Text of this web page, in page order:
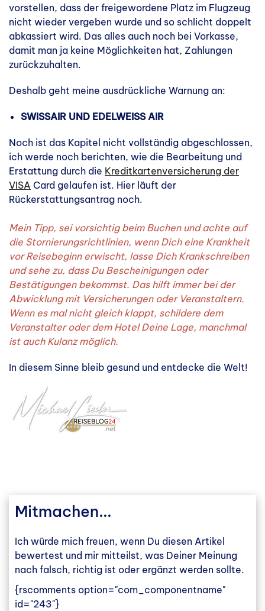
vorstellen, dass der freigewordene Platz im Flugzeug
nicht wieder vergeben wurde und so schlicht doppelt
abkassiert wird. Das alles auch noch bei Vorkasse,
damit man ja keine Möglichkeiten hat, Zahlungen
zurückzuhalten.
Deshalb geht meine ausdrückliche Warnung an:
SWISSAIR UND EDELWEISS AIR
Noch ist das Kapitel nicht vollständig abgeschlossen,
ich werde noch berichten, wie die Bearbeitung und
Erstattung durch die Kreditkartenversicherung der
VISA Card gelaufen ist. Hier läuft der
Rückerstattungsantrag noch.
Mein Tipp, sei vorsichtig beim Buchen und achte auf
die Stornierungsrichtlinien, wenn Dich eine Krankheit
vor Reisebeginn erwischt, lasse Dich Krankschreiben
und sehe zu, dass Du Bescheinigungen oder
Bestätigungen bekommst. Das hilft immer bei der
Abwicklung mit Versicherungen oder Veranstaltern.
Wenn es mal nicht gleich klappt, schildere dem
Veranstalter oder dem Hotel Deine Lage, manchmal
ist auch Kulanz möglich.
In diesem Sinne bleib gesund und entdecke die Welt!
Mitmachen...
Ich würde mich freuen, wenn Du diesen Artikel
bewertest und mir mitteilst, was Deiner Meinung
nach falsch, richtig ist oder ergänzt werden sollte.
{rscomments option="com_componentname"
id="243"}